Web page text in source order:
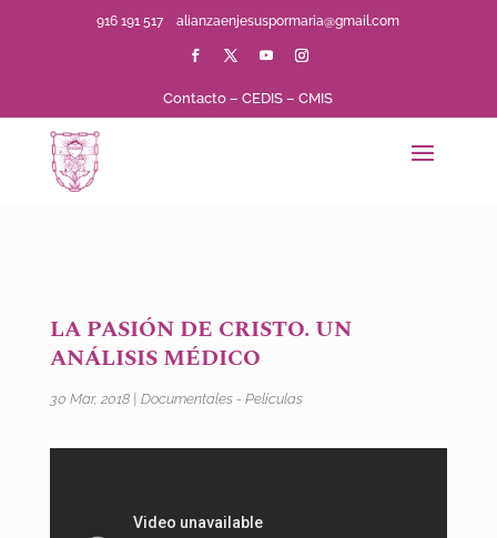
916 191 517alianzaenjesuspormaria@gmail.com
Contacto –CEDIS –CMIS
LA PASIÓN DE CRISTO. UN
ANÁLISIS MÉDICO
30 Mar, 2018| Documentales - Películas